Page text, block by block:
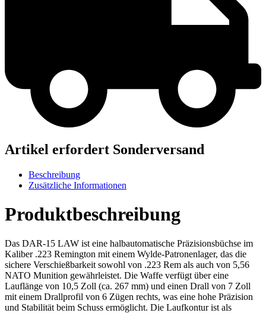
Artikel erfordert Sonderversand
Beschreibung
Zusätzliche Informationen
Produktbeschreibung
Das DAR-15 LAW ist eine halbautomatische Präzisionsbüchse im
Kaliber .223 Remington mit einem Wylde-Patronenlager, das die
sichere Verschießbarkeit sowohl von .223 Rem als auch von 5,56
NATO Munition gewährleistet. Die Waffe verfügt über eine
Lauflänge von 10,5 Zoll (ca. 267 mm) und einen Drall von 7 Zoll
mit einem Drallprofil von 6 Zügen rechts, was eine hohe Präzision
und Stabilität beim Schuss ermöglicht. Die Laufkontur ist als